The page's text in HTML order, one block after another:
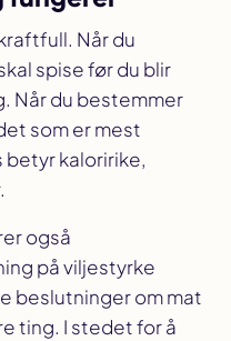
Når du
spiseførdu blir
Når du bestemmer
som er mest
betyr kaloririke,
også
på viljestyrke
beslutninger om mat
ting. I stedet for å